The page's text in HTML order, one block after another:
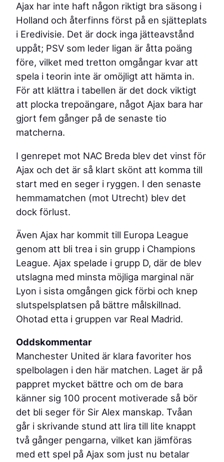
Ajax har inte haft någon riktigt bra säsong i
Holland och återfinns först på en sjätteplats
i Eredivisie. Det är dock inga jätteavstånd
uppåt; PSV som leder ligan är åtta poäng
före, vilket med tretton omgångar kvar att
spela i teorin inte är omöjligt att hämta in.
För att klättra i tabellen är det dock viktigt
att plocka trepoängare, något Ajax bara har
gjort fem gånger på de senaste tio
matcherna.
I genrepet mot NAC Breda blev det vinst för
Ajax och det är så klart skönt att komma till
start med en seger i ryggen. I den senaste
hemmamatchen (mot Utrecht) blev det
dock förlust.
Även Ajax har kommit till Europa League
genom att bli trea i sin grupp i Champions
League. Ajax spelade i grupp D, där de blev
utslagna med minsta möjliga marginal när
Lyon i sista omgången gick förbi och knep
slutspelsplatsen på bättre målskillnad.
Ohotad etta i gruppen var Real Madrid.
Oddskommentar
Manchester United är klara favoriter hos
spelbolagen i den här matchen. Laget är på
pappret mycket bättre och om de bara
känner sig 100 procent motiverade så bör
det bli seger för Sir Alex manskap. Tvåan
går i skrivande stund att lira till lite knappt
två gånger pengarna, vilket kan jämföras
med ett spel på Ajax som just nu betalar